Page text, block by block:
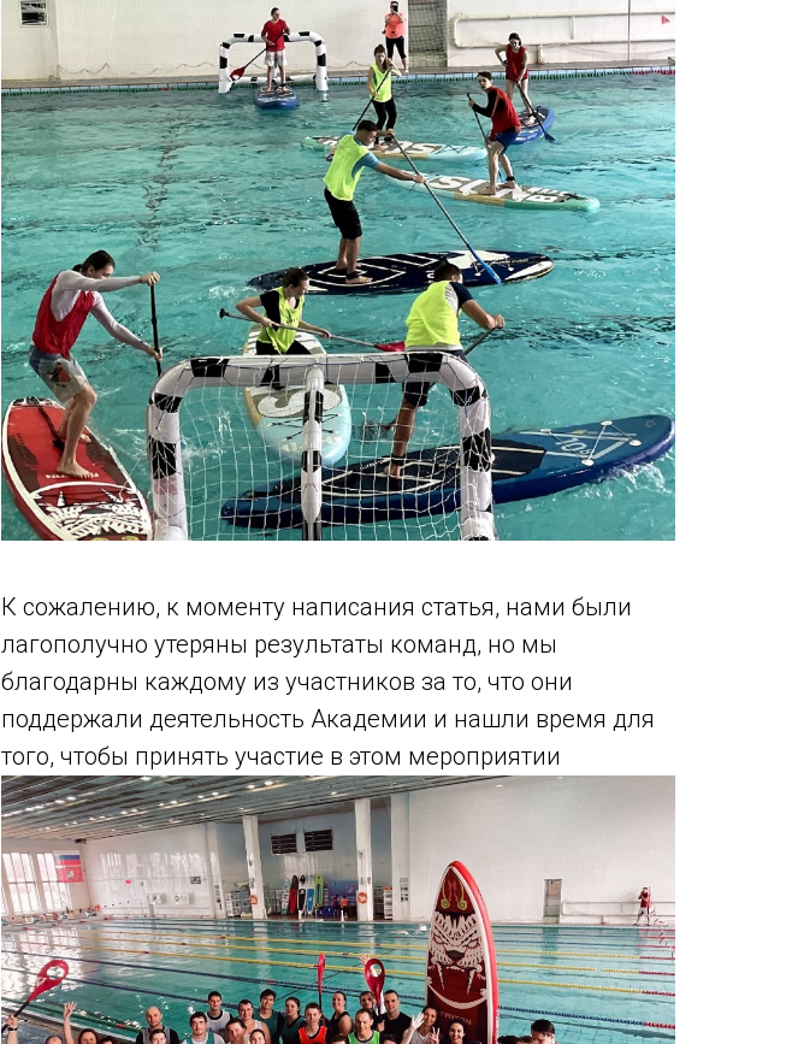
К сожалению, к моменту написания статья, нами были
лагополучно утеряны результаты команд, но мы
благодарны каждому из участников за то, что они
поддержали деятельность Академии и нашли время для
того, чтобы принять участие в этом мероприятии